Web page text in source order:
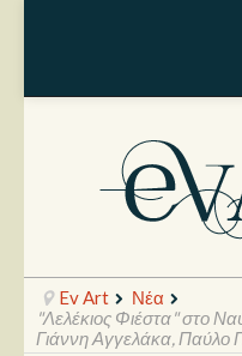
Ev Art
Νέα
"Λελέκιος Φιέστα" στο
Γιάννη Αγγελάκα, Παύλο